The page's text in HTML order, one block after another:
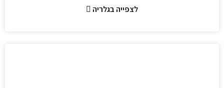
לצפייה בגלריה